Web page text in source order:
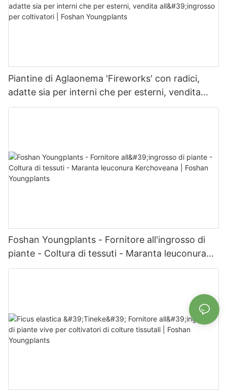
Piantine di Aglaonema 'Fireworks' con radici,
adatte sia per interni che per esterni, vendita
all'ingrosso per coltivatori | Foshan Youngplants
Foshan Youngplants - Fornitore all'ingrosso di
piante - Coltura di tessuti - Maranta leuconura
Kerchoveana | Foshan Youngplants